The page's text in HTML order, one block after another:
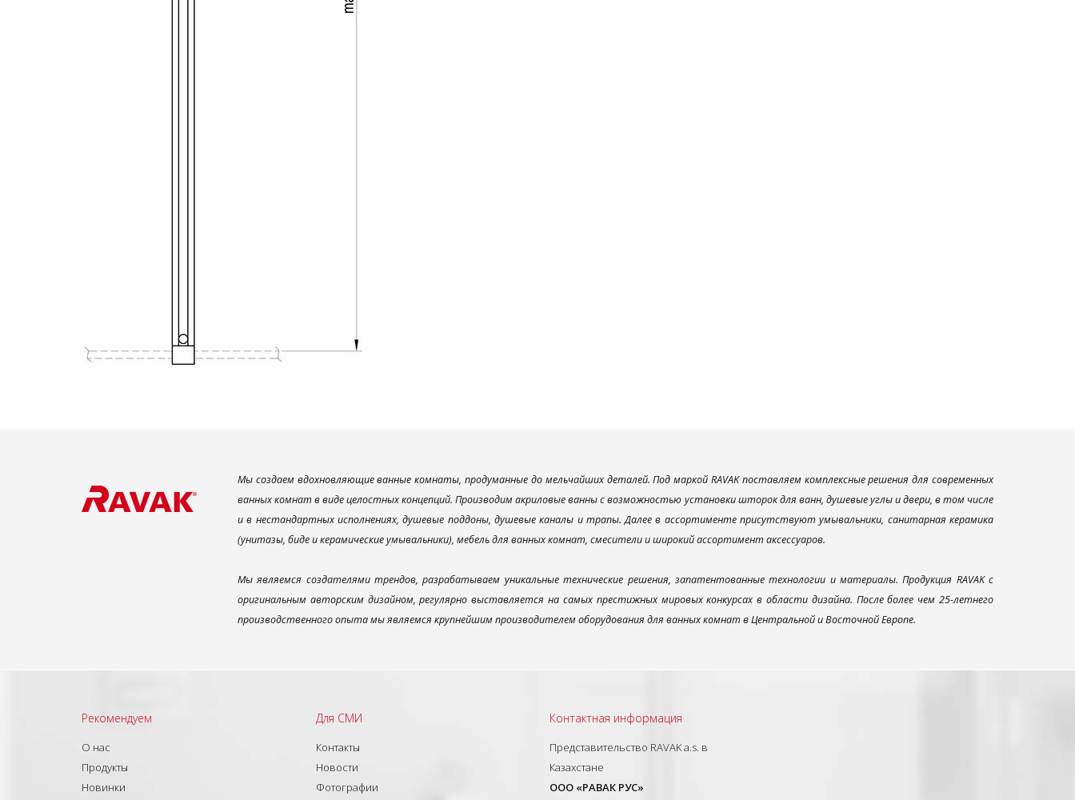
Мы создаем вдохновляющие ванные комнаты, продуманные до мельчайших деталей. Под маркой RAVAK поставляем комплексные решения для современных
ванных комнат в виде целостных концепций. Производим акриловые ванны с возможностью установки шторок для ванн, душевые углы и двери, в том числе
и в нестандартных исполнениях, душевые поддоны, душевые каналы и трапы. Далее в ассортименте присутствуют умывальники, санитарная керамика
(унитазы, биде и керамические умывальники), мебель для ванных комнат, смесители и широкий ассортимент аксессуаров.
Мы являемся создателями трендов, разрабатываем уникальные технические решения, запатентованные технологии и материалы. Продукция RAVAK с
оригинальным авторским дизайном, регулярно выставляется на самых престижных мировых конкурсах в области дизайна. После более чем 25-летнего
производственного опыта мы являемся крупнейшим производителем оборудования для ванных комнат в Центральной и Восточной Европе.
Рекомендуем
О нас
Продукты
Новинки
Для СМИ
Контакты
Новости
Фотографии
Контактная информация
Представительство RAVAK a.s. в
Казахстане
ООО «РАВАК РУС»